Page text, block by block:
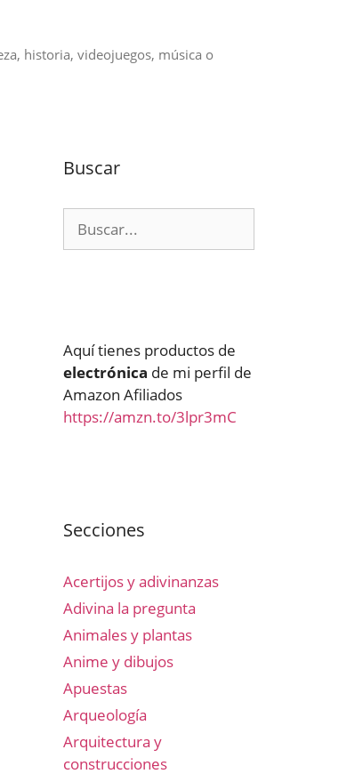
historia, videojuegos, música o
Buscar
Aquí tienes productos de
electrónica de mi perfil de
Amazon Afiliados
https://amzn.to/3lpr3mC
Secciones
Acertijos y adivinanzas
Adivina la pregunta
Animales y plantas
Anime y dibujos
Apuestas
Arqueología
Arquitectura y
construcciones